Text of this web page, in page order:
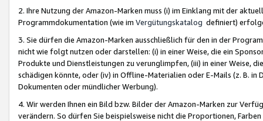
2. Ihre Nutzung der Amazon-Marken muss (i) im Einklang mit der
Programmdokumentation (wie im Vergütungskatalog definiert)
3. Sie dürfen die Amazon-Marken ausschließlich für den in der
nicht wie folgt nutzen oder darstellen: (i) in einer Weise, die ein
Produkte und Dienstleistungen zu verunglimpfen, (iii) in einer Weise,
schädigen könnte, oder (iv) in Offline-Materialien oder E-Mails (z. B. in
Dokumenten oder mündlicher Werbung).
4. Wir werden Ihnen ein Bild bzw. Bilder der Amazon-Marken zur
verändern. So dürfen Sie beispielsweise nicht die Proportionen,